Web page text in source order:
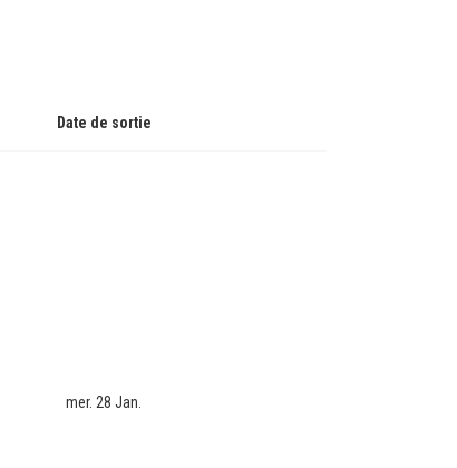
Date de sortie
mer. 28 Jan.